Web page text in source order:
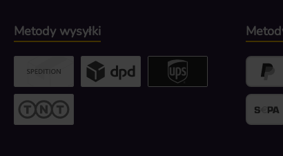
PayPal
Metody wysyłki
Custom image 2